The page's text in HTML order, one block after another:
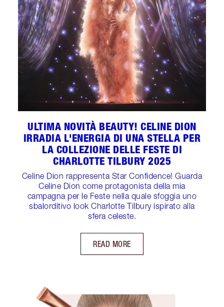
ULTIMA NOVITÀ BEAUTY! CELINE DION
IRRADIA L'ENERGIA DI UNA STELLA PER
LA COLLEZIONE DELLE FESTE DI
CHARLOTTE TILBURY 2025
Celine Dion rappresenta Star Confidence! Guarda
Celine Dion come protagonista della mia
campagna per le Feste nella quale sfoggia uno
sbalorditivo look Charlotte Tilbury ispirato alla
sfera celeste.
READ MORE